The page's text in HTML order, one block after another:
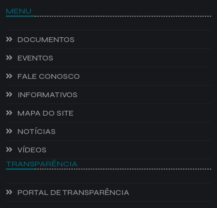
MENU
DOCUMENTOS
EVENTOS
FALE CONOSCO
INFORMATIVOS
MAPA DO SITE
NOTÍCIAS
VÍDEOS
TRANSPARÊNCIA
PORTAL DE TRANSPARÊNCIA